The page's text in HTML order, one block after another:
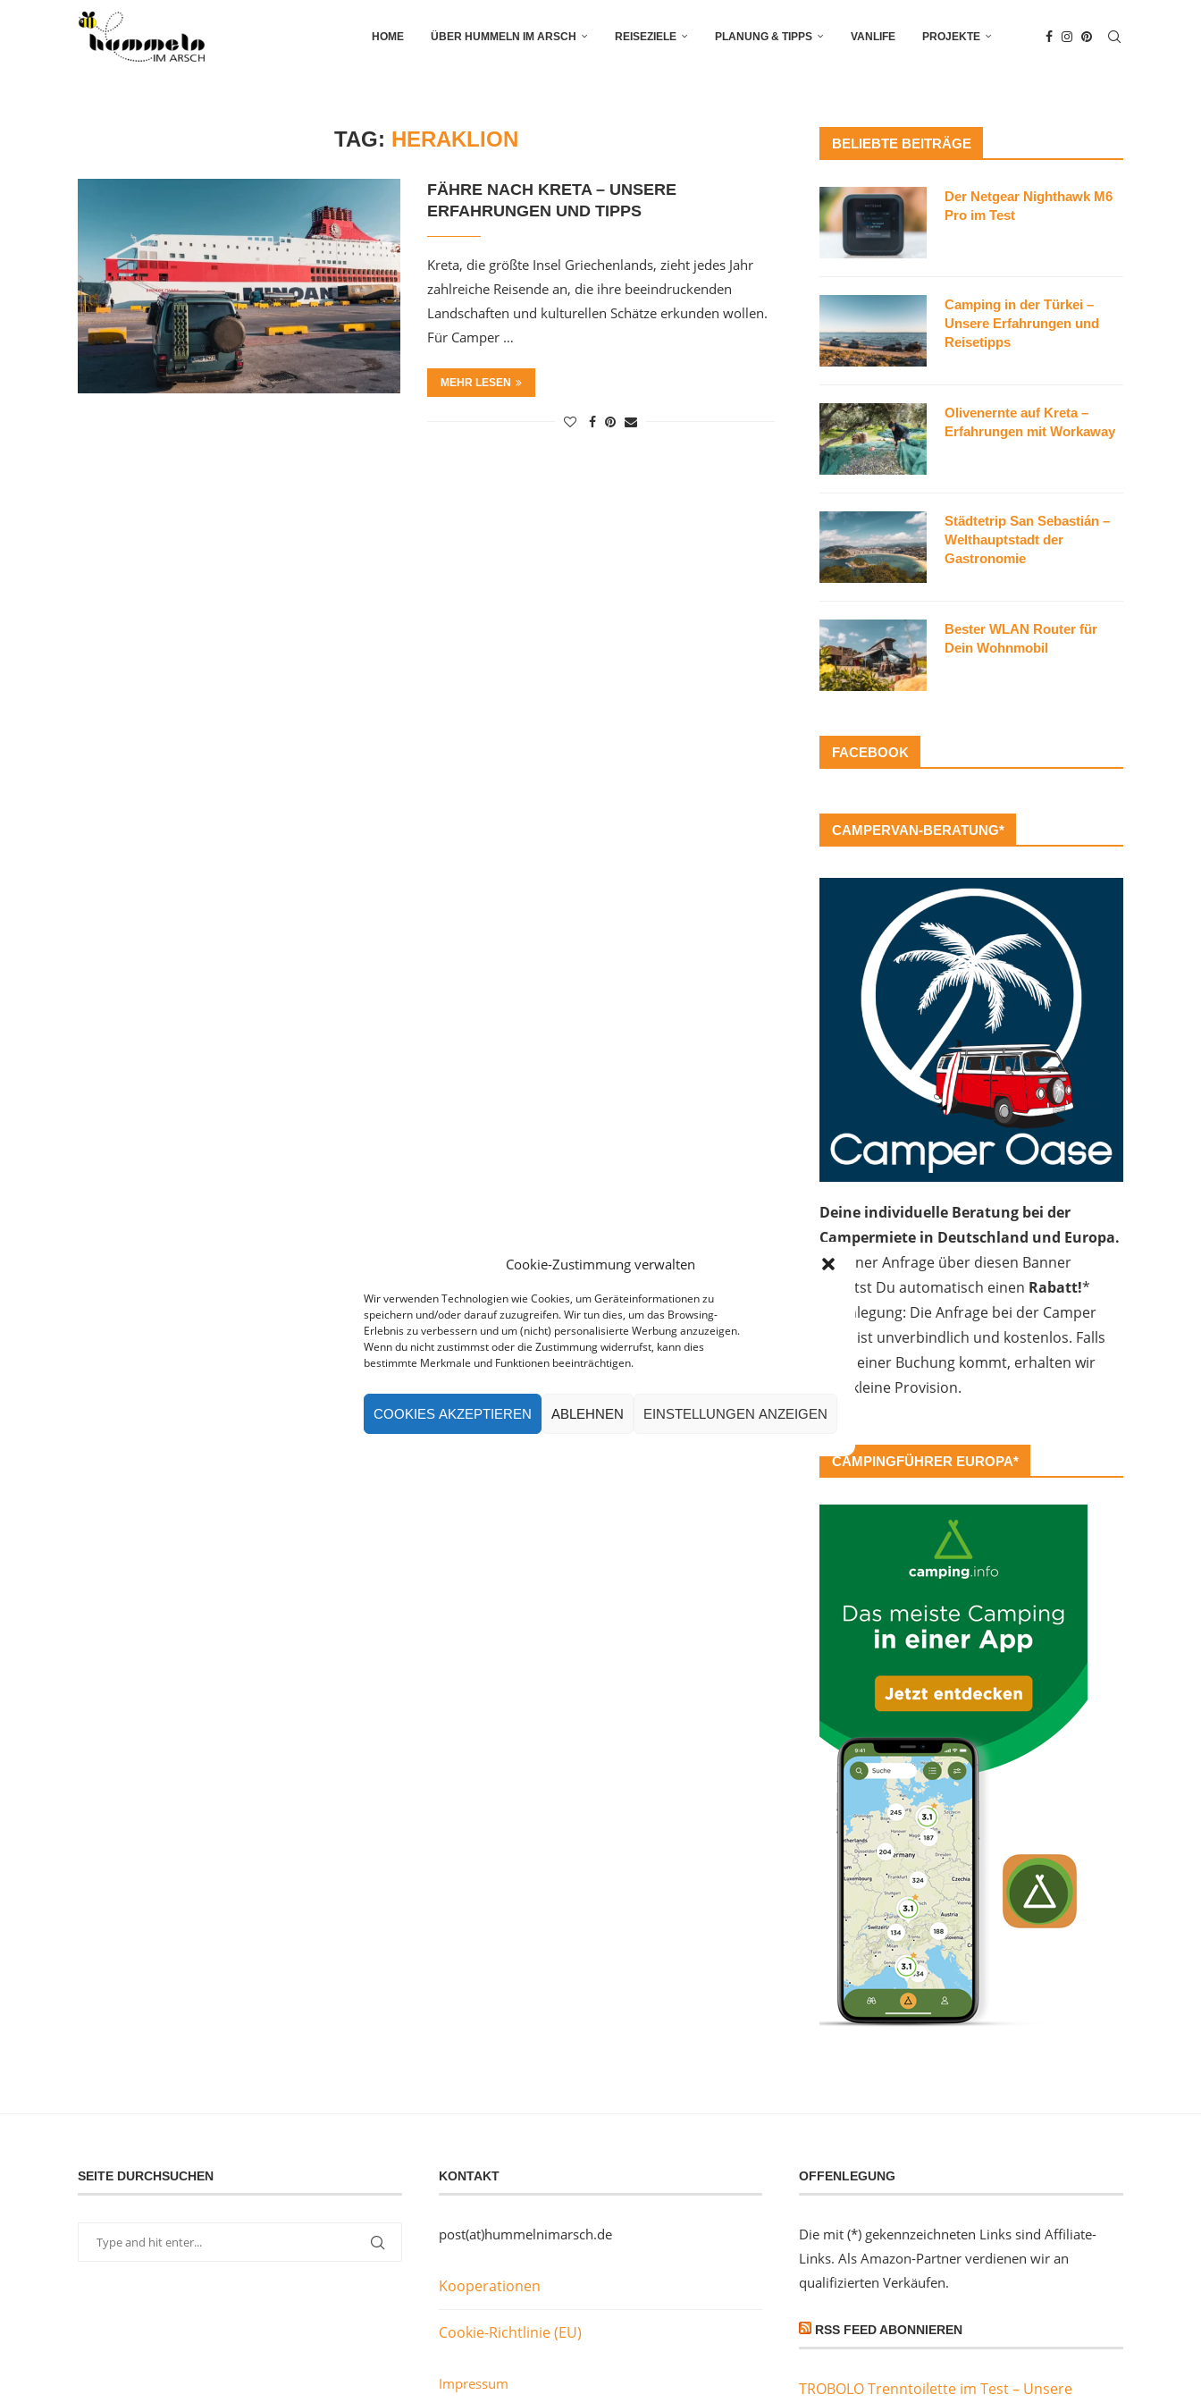
Cookie-Zustimmung verwalten
Wir verwenden Technologien wie Cookies, um Geräteinformationen zu
speichern und/oder darauf zuzugreifen. Wir tun dies, um das Browsing-
Erlebnis zu verbessern und um (nicht) personalisierte Werbung anzuzeigen.
Wenn du nicht zustimmst oder die Zustimmung widerrufst, kann dies
bestimmte Merkmale und Funktionen beeinträchtigen.
COOKIES AKZEPTIEREN ABLEHNEN EINSTELLUNGEN ANZEIGEN
HOME ÜBER HUMMELN IM ARSCH REISEZIELE PLANUNG & TIPPS VANLIFE PROJEKTE
TAG: HERAKLION
FÄHRE NACH KRETA – UNSERE
ERFAHRUNGEN UND TIPPS
Kreta, die größte Insel Griechenlands, zieht jedes Jahr
zahlreiche Reisende an, die ihre beeindruckenden
Landschaften und kulturellen Schätze erkunden wollen.
Für Camper …
MEHR LESEN
BELIEBTE BEITRÄGE
Der Netgear Nighthawk M6
Pro im Test
Camping in der Türkei –
Unsere Erfahrungen und
Reisetipps
Olivenernte auf Kreta –
Erfahrungen mit Workaway
Städtetrip San Sebastián –
Welthauptstadt der
Gastronomie
Bester WLAN Router für
Dein Wohnmobil
FACEBOOK
CAMPERVAN-BERATUNG*
Deine individuelle Beratung bei der
Campermiete in Deutschland und Europa.
Bei einer Anfrage über diesen Banner
erhältst Du automatisch einen Rabatt!*
Offenlegung: Die Anfrage bei der Camper
Oase ist unverbindlich und kostenlos. Falls
es zu einer Buchung kommt, erhalten wir
eine kleine Provision.
CAMPINGFÜHRER EUROPA*
SEITE DURCHSUCHEN KONTAKT
post(at)hummelnimarsch.de
Kooperationen
Cookie-Richtlinie (EU)
Impressum
OFFENLEGUNG
Die mit (*) gekennzeichneten Links sind Affiliate-
Links. Als Amazon-Partner verdienen wir an
qualifizierten Verkäufen.
RSS FEED ABONNIEREN
TROBOLO Trenntoilette im Test – Unsere